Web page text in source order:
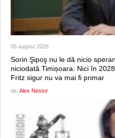
05 august 2026
Sorin Şipoş nu le dă nicio
niciodată Timișoara. Nici în
Fritz sigur nu va mai fi primar
de: Alex Nestor